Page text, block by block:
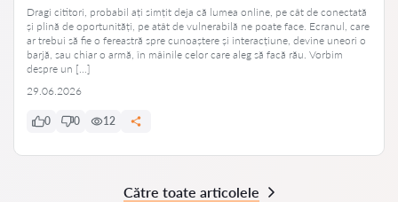
Dragi cititori, probabil ați simțit deja că lumea online, pe cât de conectată
și plină de oportunități, pe atât de vulnerabilă ne poate face. Ecranul, care
ar trebui să fie o fereastră spre cunoaștere și interacțiune, devine uneori o
barjă, sau chiar o armă, în mâinile celor care aleg să facă rău. Vorbim
despre un […]
29.06.2026
0 0 12
Către toate articolele